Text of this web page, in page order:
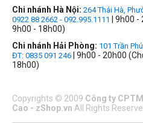
Chi nhánh Hà Nội: 264 Thái Hà,
0922 88 2662 - 092.995.1111
| 9h00
9h00 - 18h00)
Chi nhánh Hải Phòng: 101 Trần
ĐT: 0835 091 246 | 9h00 - 20h00
18h00)
Copyrights © 2009 Công ty
Cao - zShop.vn All Rights